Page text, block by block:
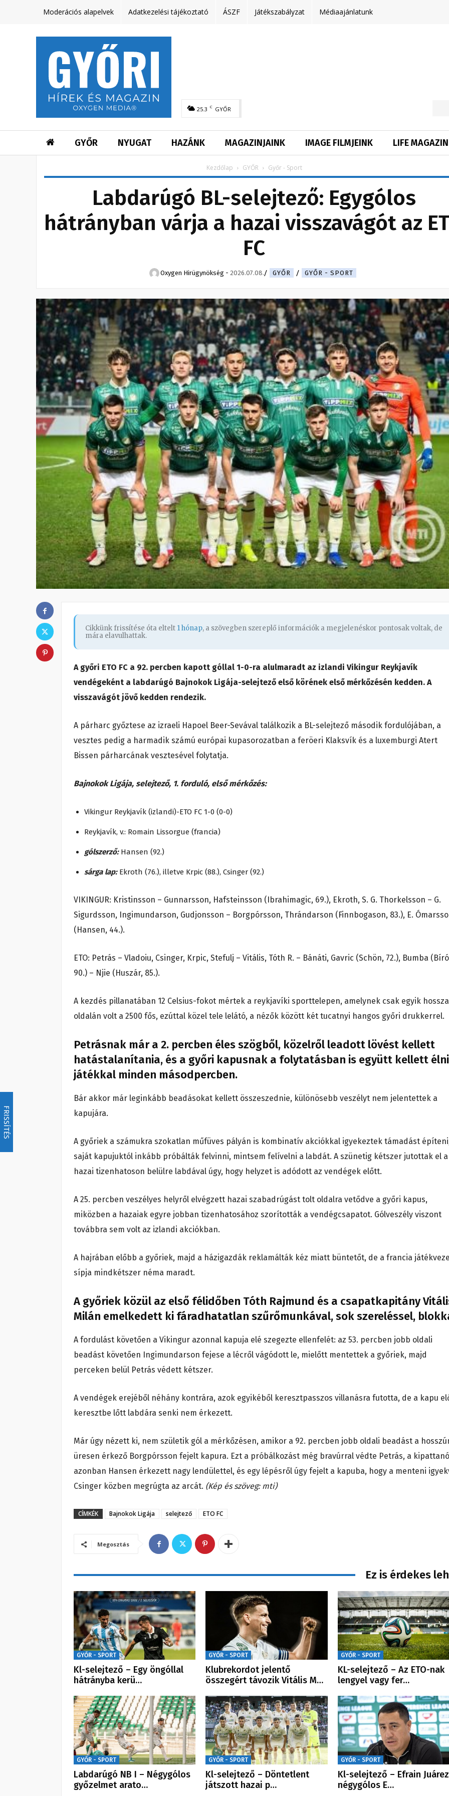
FRISSÍTÉS
Moderációs alapelvek Adatkezelési tájékoztató ÁSZF Játékszabályzat Médiaajánlatunk
25.3 C GYŐR
GYŐR NYUGAT HAZÁNK MAGAZINJAINK IMAGE FILMJEINK LIFE MAGAZIN
Kezdőlap GYŐR Győr - Sport
Labdarúgó BL-selejtező: Egygólos
hátrányban várja a hazai visszavágót az
FC
Oxygen Hirügynökség - 2026.07.08. GYŐR GYŐR - SPORT
Cikkünk frissítése óta eltelt 1 hónap, a szövegben szereplő információk a megjelenéskor pontosak voltak, de
mára elavulhattak.
A győri ETO FC a 92. percben kapott góllal 1-0-ra alulmaradt az izlandi Vikingur Reykjavík
vendégeként a labdarúgó Bajnokok Ligája-selejtező első körének első mérkőzésén kedden. A
visszavágót jövő kedden rendezik.
A párharc győztese az izraeli Hapoel Beer-Sevával találkozik a BL-selejtező második fordulójában, a
vesztes pedig a harmadik számú európai kupasorozatban a feröeri Klaksvík és a luxemburgi Atert
Bissen párharcának vesztesével folytatja.
Bajnokok Ligája, selejtező, 1. forduló, első mérkőzés:
Vikingur Reykjavík (izlandi)-ETO FC 1-0 (0-0)
Reykjavík, v.: Romain Lissorgue (francia)
gólszerző:Hansen (92.)
sárga lap:Ekroth (76.), illetve Krpic (88.), Csinger (92.)
VIKINGUR: Kristinsson – Gunnarsson, Hafsteinsson (Ibrahimagic, 69.), Ekroth, S. G. Thorkelsson – G.
Sigurdsson, Ingimundarson, Gudjonsson – Borgpórsson, Thrándarson (Finnbogason, 83.), E.
(Hansen, 44.).
ETO: Petrás – Vladoiu, Csinger, Krpic, Stefulj – Vitális, Tóth R. – Bánáti, Gavric (Schön, 72.), Bumba
90.) – Njie (Huszár, 85.).
A kezdés pillanatában 12 Celsius-fokot mértek a reykjavíki sporttelepen, amelynek csak egyik
oldalán volt a 2500 fős, ezúttal közel tele lelátó, a nézők között két tucatnyi hangos győri drukkerrel.
Petrásnak már a 2. percben éles szögből, közelről leadott lövést kellett
hatástalanítania, és a győri kapusnak a folytatásban is együtt kellett
játékkal minden másodpercben.
Bár akkor már leginkább beadásokat kellett összeszednie, különösebb veszélyt nem jelentettek a
kapujára.
A győriek a számukra szokatlan műfüves pályán is kombinatív akciókkal igyekeztek támadást
saját kapujuktól inkább próbálták felvinni, mintsem felívelni a labdát. A szünetig kétszer jutottak el a
hazai tizenhatoson belülre labdával úgy, hogy helyzet is adódott az vendégek előtt.
A 25. percben veszélyes helyről elvégzett hazai szabadrúgást tolt oldalra vetődve a győri kapus,
miközben a hazaiak egyre jobban tizenhatosához szorították a vendégcsapatot. Gólveszély viszont
továbbra sem volt az izlandi akciókban.
A hajrában előbb a győriek, majd a házigazdák reklamálták kéz miatt büntetőt, de a francia
sípja mindkétszer néma maradt.
A győriek közül az első félidőben Tóth Rajmund és a csapatkapitány
Milán emelkedett ki fáradhatatlan szűrőmunkával, sok szereléssel,
A fordulást követően a Vikingur azonnal kapuja elé szegezte ellenfelét: az 53. percben jobb oldali
beadást követően Ingimundarson fejese a lécről vágódott le, mielőtt mentettek a győriek, majd
perceken belül Petrás védett kétszer.
A vendégek erejéből néhány kontrára, azok egyikéből keresztpasszos villanásra futotta, de a kapu
keresztbe lőtt labdára senki nem érkezett.
Már úgy nézett ki, nem születik gól a mérkőzésen, amikor a 92. percben jobb oldali beadást a
üresen érkező Borgpórsson fejelt kapura. Ezt a próbálkozást még bravúrral védte Petrás, a
azonban Hansen érkezett nagy lendülettel, és egy lépésről úgy fejelt a kapuba, hogy a menteni
Csinger közben megrúgta az arcát. (Kép és szöveg: mti)
CÍMKÉK Bajnokok Ligája selejtező ETO FC
Megosztás
Ez is érdekes
GYŐR - SPORT
Kl-selejtező – Egy öngóllal
hátrányba kerü…
GYŐR - SPORT
Klubrekordot jelentő
összegért távozik Vitális M…
GYŐR - SPORT
KL-selejtező – Az ETO-nak
lengyel vagy fer…
GYŐR - SPORT
Labdarúgó NB I – Négygólos
győzelmet arato…
GYŐR - SPORT
Kl-selejtező – Döntetlent
játszott hazai p…
GYŐR - SPORT
Kl-selejtező – Efrain
négygólos E…